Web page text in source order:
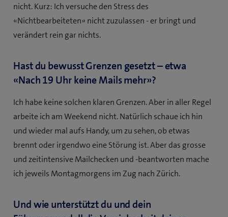
nicht. Kurz: Ich versuche den Stress des
«Nichtbearbeiteten» nicht zuzulassen - er bringt und
verändert rein gar nichts.
Hast du bewusst Grenzen gesetzt – etwa
«Nach 19 Uhr keine Mails mehr»?
Ich habe keine solchen klaren Grenzen. Aber in aller Regel
arbeite ich am Weekend nicht. Natürlich schaue ich hin
und wieder mal aufs Handy, um zu sehen, ob etwas
brennt oder irgendwo eine Störung ist. Aber das grosse
und zeitintensive Mailchecken und -beantworten mache
ich jeweils Montagmorgens im Zug nach Zürich.
Und wie unterstützt du und dein